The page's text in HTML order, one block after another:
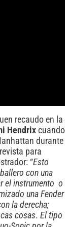
recaudo en la
Hendrix cuando
durante
para
“Esto
con una
el instrumento o
una Fender
la derecha;
cosas. El tipo